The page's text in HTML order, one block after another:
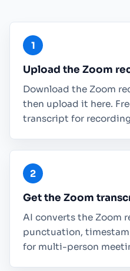
Upload the Zoom
Download the Zoom
then upload it here.
transcript for
Get the Zoom
AI converts the Zoom
punctuation,
for multi-person